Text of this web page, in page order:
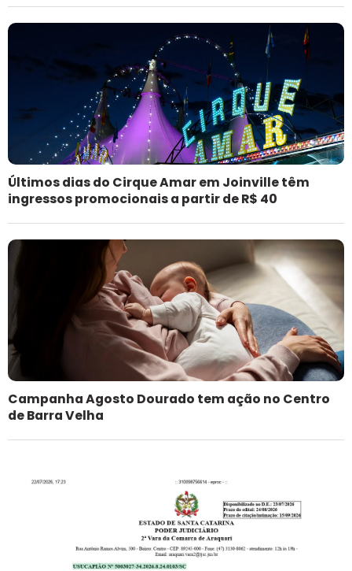
Últimos dias do Cirque Amar em Joinville têm
ingressos promocionais a partir de R$ 40
Campanha Agosto Dourado tem ação no Centro
de Barra Velha